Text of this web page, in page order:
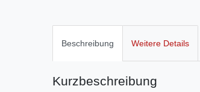
Beschreibung Weitere Details
Kurzbeschreibung